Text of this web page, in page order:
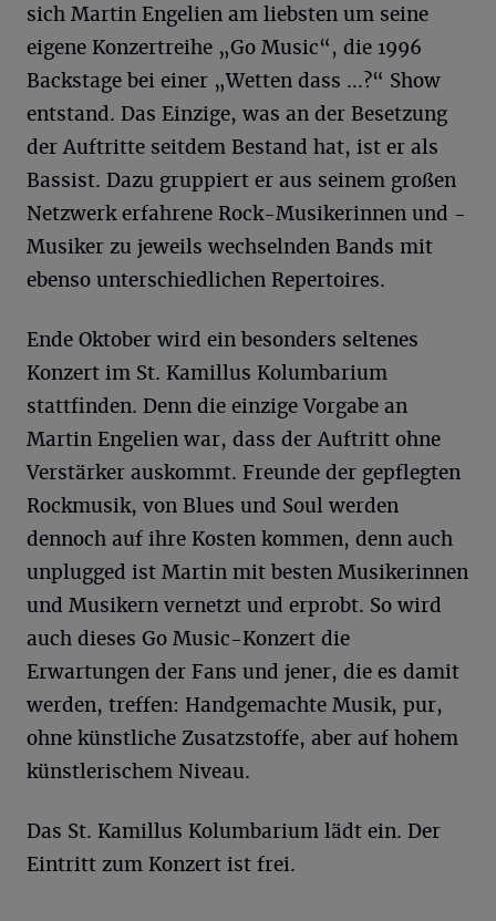
sich Martin Engelien am liebsten um seine
eigene Konzertreihe „Go Music“, die 1996
Backstage bei einer „Wetten dass …?“ Show
entstand. Das Einzige, was an der Besetzung
der Auftritte seitdem Bestand hat, ist er als
Bassist. Dazu gruppiert er aus seinem großen
Netzwerk erfahrene Rock-Musikerinnen und -
Musiker zu jeweils wechselnden Bands mit
ebenso unterschiedlichen Repertoires.
Ende Oktober wird ein besonders seltenes
Konzert im St. Kamillus Kolumbarium
stattfinden. Denn die einzige Vorgabe an
Martin Engelien war, dass der Auftritt ohne
Verstärker auskommt. Freunde der gepflegten
Rockmusik, von Blues und Soul werden
dennoch auf ihre Kosten kommen, denn auch
unplugged ist Martin mit besten Musikerinnen
und Musikern vernetzt und erprobt. So wird
auch dieses Go Music-Konzert die
Erwartungen der Fans und jener, die es damit
werden, treffen: Handgemachte Musik, pur,
ohne künstliche Zusatzstoffe, aber auf hohem
künstlerischem Niveau.
Das St. Kamillus Kolumbarium lädt ein. Der
Eintritt zum Konzert ist frei.